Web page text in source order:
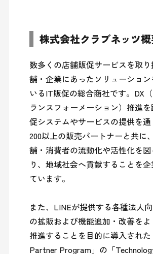
株式会社クラブネッツ
数多くの店舗販促サービスを取
舗・企業にあったソリューショ
いるIT販促の総合商社です。DX
ランスフォーメーション）推進
促システムやサービスの提供を
200以上の販売パートナーと共に
舗・消費者の流動化や活性化を図
り、地域社会へ貢献することを
ています。
また、LINEが提供する各種法人
の拡販および機能追加・改善を
推進することを目的に導入され
Partner Program」の「